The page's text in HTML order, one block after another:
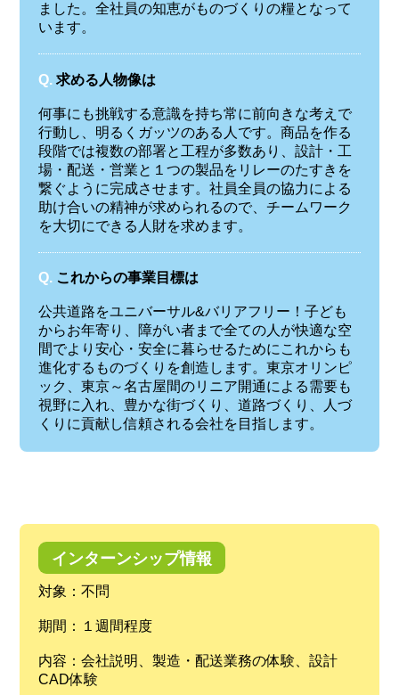
ました。全社員の知恵がものづくりの糧となって
います。
Q. 求める人物像は
何事にも挑戦する意識を持ち常に前向きな考えで
行動し、明るくガッツのある人です。商品を作る
段階では複数の部署と工程が多数あり、設計・工
場・配送・営業と１つの製品をリレーのたすきを
繋ぐように完成させます。社員全員の協力による
助け合いの精神が求められるので、チームワーク
を大切にできる人財を求めます。
Q. これからの事業目標は
公共道路をユニバーサル&バリアフリー！子ども
からお年寄り、障がい者まで全ての人が快適な空
間でより安心・安全に暮らせるためにこれからも
進化するものづくりを創造します。東京オリンピ
ック、東京～名古屋間のリニア開通による需要も
視野に入れ、豊かな街づくり、道路づくり、人づ
くりに貢献し信頼される会社を目指します。
インターンシップ情報
対象：不問
期間：１週間程度
内容：会社説明、製造・配送業務の体験、設計
CAD体験